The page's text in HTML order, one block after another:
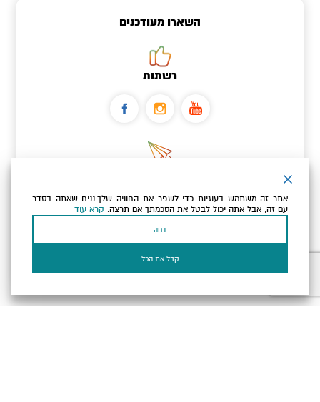
השארו מעודכנים
רשתות
כתובת הדוא"ל שלך
אני מאשר/ת שקראתי ומסכים/הלמדיניות הפרטיות ולמדיניות
אתר זה משתמש בעוגיות כדי לשפר את החוויה שלך.נניח שאתה בסדר
עם זה, אבל אתה יכול לבטל את הסכמתך אם תרצה. קרא עוד
דחה
קבל את הכל